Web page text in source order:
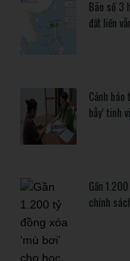
Bão số 3
đất liền
Cảnh
bẫy’ tinh vi
Gần
chính